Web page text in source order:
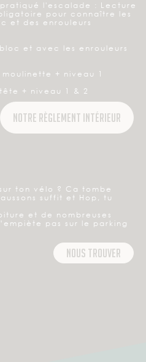
l'escalade : Lecture
pour connaître les
et des enrouleurs
et avec les enrouleurs
+ niveau 1
+ niveau 1 & 2
Notre règlement intérieur
ton vélo ? Ca tombe
suffit et Hop, tu
et de nombreuses
pas sur le parking
nous trouver